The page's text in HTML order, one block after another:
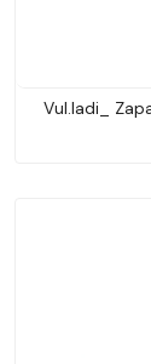
Vul.ladi_